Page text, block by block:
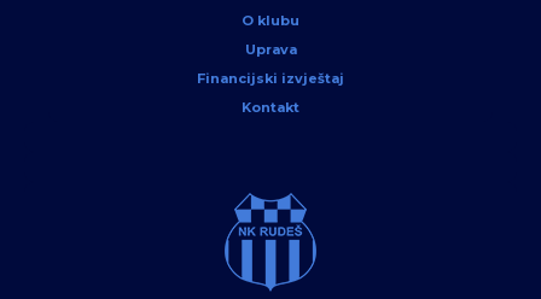
O klubu
Uprava
Financijski izvještaj
Kontakt